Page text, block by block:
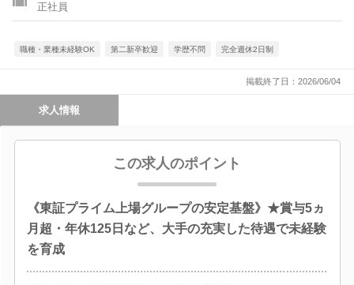
正社員
職種・業種未経験OK 第二新卒歓迎 学歴不問 完全週休2日制
掲載終了日：2026/06/04
求人情報
この求人のポイント
《東証プライム上場グループの安定基盤》★賞与5ヵ
月超・年休125日など、大手の充実した待遇で未経験
を育成